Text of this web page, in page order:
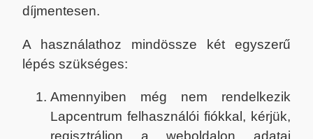
díjmentesen.
A használathoz mindössze két egyszerű
lépés szükséges:
Amennyiben még nem rendelkezik
Lapcentrum felhasználói fiókkal, kérjük,
regisztráljon a weboldalon adatai